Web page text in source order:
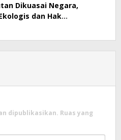
Dikuasai Negara,
dan Hak
dipublikasikan. Ruas yang